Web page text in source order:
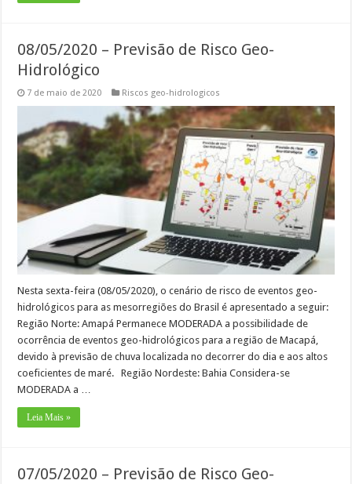
08/05/2020 – Previsão de Risco Geo-
Hidrológico
7 de maio de 2020 Riscos geo-hidrologicos
Nesta sexta-feira (08/05/2020), o cenário de risco de eventos geo-
hidrológicos para as mesorregiões do Brasil é apresentado a seguir:
Região Norte: Amapá Permanece MODERADA a possibilidade de
ocorrência de eventos geo-hidrológicos para a região de Macapá,
devido à previsão de chuva localizada no decorrer do dia e aos altos
coeficientes de maré. Região Nordeste: Bahia Considera-se
MODERADA a …
Leia Mais »
07/05/2020 – Previsão de Risco Geo-